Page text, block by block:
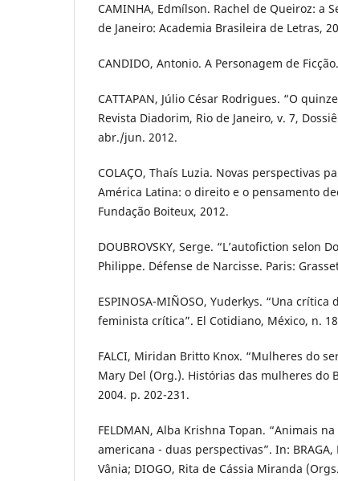
CAMINHA, Edmílson. Rachel de Queiroz: a
de Janeiro: Academia Brasileira de Letras,
CANDIDO, Antonio. A Personagem de
CATTAPAN, Júlio César Rodrigues. “O
Revista Diadorim, Rio de Janeiro, v. 7,
abr./jun. 2012.
COLAÇO, Thaís Luzia. Novas perspectivas
América Latina: o direito e o pensamento
Fundação Boiteux, 2012.
DOUBROVSKY, Serge. “L’autofiction selon
Philippe. Défense de Narcisse. Paris:
ESPINOSA-MIÑOSO, Yuderkys. “Una
feminista crítica”. El Cotidiano, México, n.
FALCI, Miridan Britto Knox. “Mulheres do
Mary Del (Org.). Histórias das mulheres do
2004. p. 202-231.
FELDMAN, Alba Krishna Topan. “Animais
americana - duas perspectivas”. In: BRAGA,
Vânia; DIOGO, Rita de Cássia Miranda